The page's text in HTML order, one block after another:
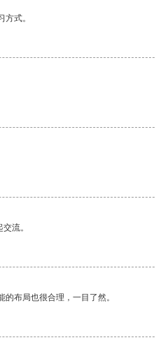
式。
流。
布局也很合理，一目了然。